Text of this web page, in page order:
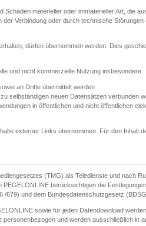
materieller oder immaterieller Art, die
Verbindung oder durch technische Störungen
dürfen übernommen werden. Dies
und nicht kommerzielle Nutzung insbesondere
an Dritte übermittelt werden
selbständigen neuen Datensätzen verbunden
in öffentlichen und nicht öffentlichen
externer Links übernommen. Für den Inhalt
(TMG) als Teledienste und nach
berücksichtigen die
679) und dem Bundesdatenschutzgesetz
sowie für jeden Datendownload
und werden ausschließlich in